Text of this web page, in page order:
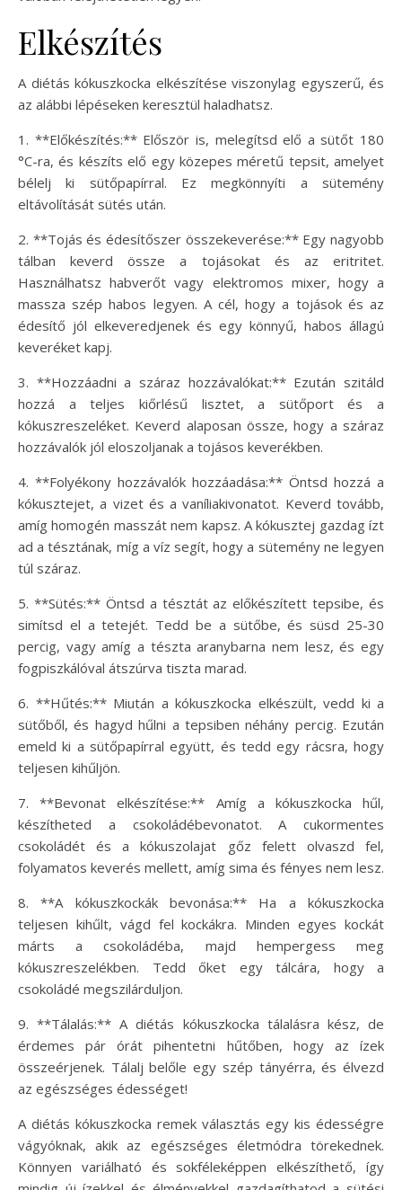
Elkészítés
A diétás kókuszkocka elkészítése viszonylag egyszerű, és
az alábbi lépéseken keresztül haladhatsz.
1. **Előkészítés:** Először is, melegítsd elő a sütőt 180
°C-ra, és készíts elő egy közepes méretű tepsit, amelyet
bélelj ki sütőpapírral. Ez megkönnyíti a sütemény
eltávolítását sütés után.
2. **Tojás és édesítőszer összekeverése:** Egy nagyobb
tálban keverd össze a tojásokat és az eritritet.
Használhatsz habverőt vagy elektromos mixer, hogy a
massza szép habos legyen. A cél, hogy a tojások és az
édesítő jól elkeveredjenek és egy könnyű, habos állagú
keveréket kapj.
3. **Hozzáadni a száraz hozzávalókat:** Ezután szitáld
hozzá a teljes kiőrlésű lisztet, a sütőport és a
kókuszreszeléket. Keverd alaposan össze, hogy a száraz
hozzávalók jól eloszoljanak a tojásos keverékben.
4. **Folyékony hozzávalók hozzáadása:** Öntsd hozzá a
kókusztejet, a vizet és a vaníliakivonatot. Keverd tovább,
amíg homogén masszát nem kapsz. A kókusztej gazdag ízt
ad a tésztának, míg a víz segít, hogy a sütemény ne legyen
túl száraz.
5. **Sütés:** Öntsd a tésztát az előkészített tepsibe, és
simítsd el a tetejét. Tedd be a sütőbe, és süsd 25-30
percig, vagy amíg a tészta aranybarna nem lesz, és egy
fogpiszkálóval átszúrva tiszta marad.
6. **Hűtés:** Miután a kókuszkocka elkészült, vedd ki a
sütőből, és hagyd hűlni a tepsiben néhány percig. Ezután
emeld ki a sütőpapírral együtt, és tedd egy rácsra, hogy
teljesen kihűljön.
7. **Bevonat elkészítése:** Amíg a kókuszkocka hűl,
készítheted a csokoládébevonatot. A cukormentes
csokoládét és a kókuszolajat gőz felett olvaszd fel,
folyamatos keverés mellett, amíg sima és fényes nem lesz.
8. **A kókuszkockák bevonása:** Ha a kókuszkocka
teljesen kihűlt, vágd fel kockákra. Minden egyes kockát
márts a csokoládéba, majd hempergess meg
kókuszreszelékben. Tedd őket egy tálcára, hogy a
csokoládé megszilárduljon.
9. **Tálalás:** A diétás kókuszkocka tálalásra kész, de
érdemes pár órát pihentetni hűtőben, hogy az ízek
összeérjenek. Tálalj belőle egy szép tányérra, és élvezd
az egészséges édességet!
A diétás kókuszkocka remek választás egy kis édességre
vágyóknak, akik az egészséges életmódra törekednek.
Könnyen variálható és sokféleképpen elkészíthető, így